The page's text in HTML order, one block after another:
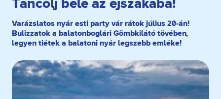
Táncolj bele az éjszakába!
Varázslatos nyár esti party vár rátok július 20-án!
Bulizzatok a balatonboglári Gömbkilátó tövében,
legyen tiétek a balatoni nyár legszebb emléke!